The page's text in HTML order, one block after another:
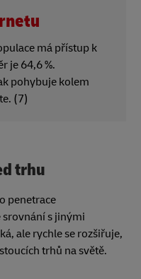
má přístup k
je 64,6 %.
pohybuje kolem
(7)
trhu
penetrace
s jinými
ale rychle se rozšiřuje,
trhů na světě.